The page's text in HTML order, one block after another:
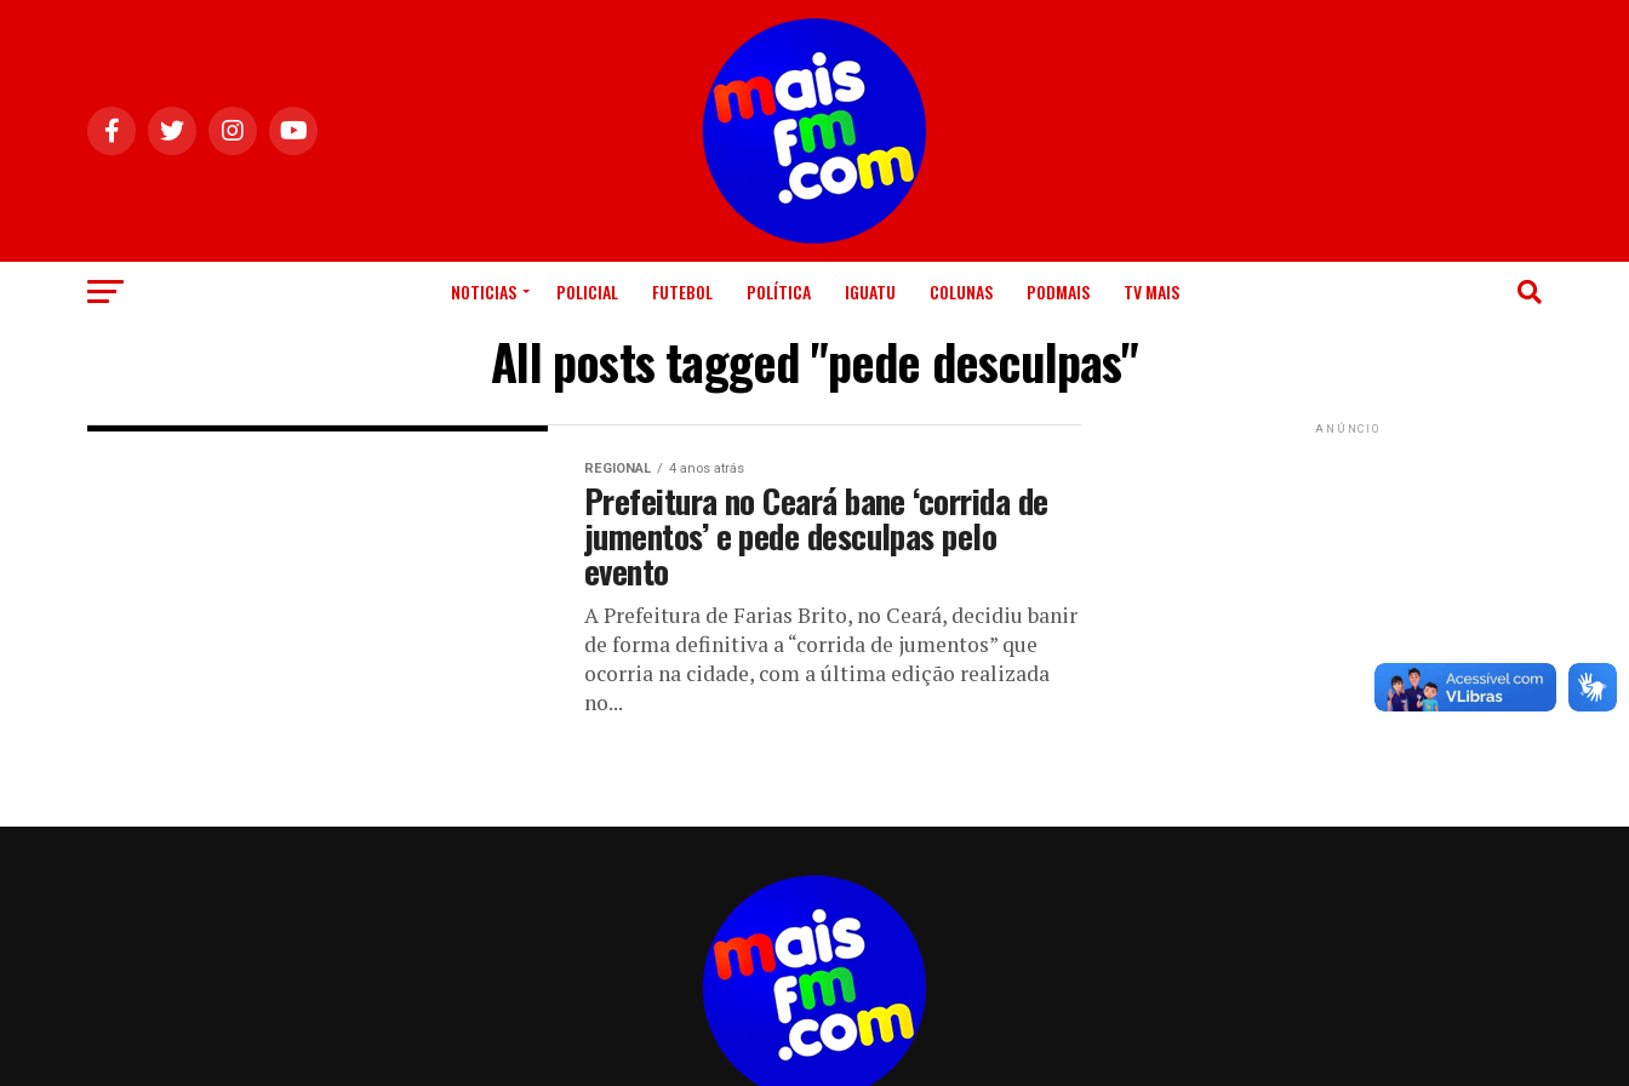
NOTICIAS POLICIAL FUTEBOL POLÍTICA IGUATU COLUNAS PODMAIS TV MAIS
All posts tagged "pede desculpas"
REGIONAL 4 anos atrás
Prefeitura no Ceará bane ‘corrida de
jumentos’ e pede desculpas pelo
evento
A Prefeitura de Farias Brito, no Ceará, decidiu banir
de forma definitiva a “corrida de jumentos” que
ocorria na cidade, com a última edição realizada
no...
ANÚNCIO